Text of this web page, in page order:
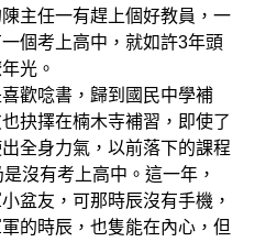
主任一有趕上個好教員，一
個考上高中，就如許3年頭
光。
唸書，歸到國民中學補
抉擇在楠木寺補習，即使了
全身力氣，以前落下的課程
沒有考上高中。這一年，
盆友，可那時辰沒有手機，
的時辰，也隻能在內心，但